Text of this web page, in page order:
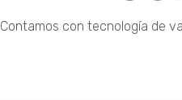
Contamos con tecnología de